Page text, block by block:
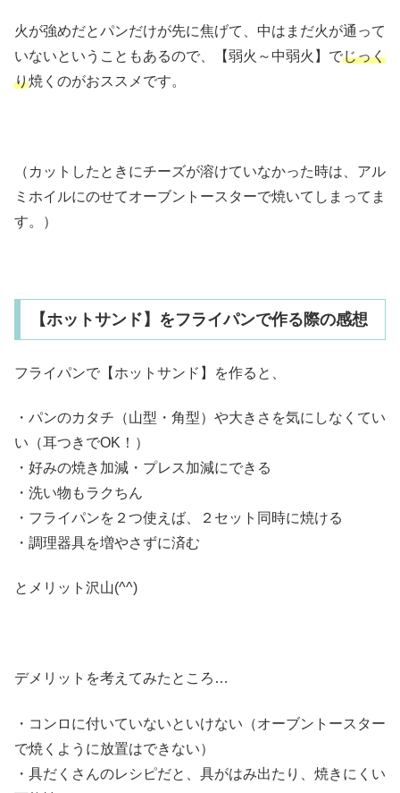
火が強めだとパンだけが先に焦げて、中はまだ火が通って
いないということもあるので、【弱火～中弱火】でじっく
り焼くのがおススメです。
（カットしたときにチーズが溶けていなかった時は、アル
ミホイルにのせてオーブントースターで焼いてしまってま
す。）
【ホットサンド】をフライパンで作る際の感想
フライパンで【ホットサンド】を作ると、
・パンのカタチ（山型・角型）や大きさを気にしなくてい
い（耳つきでOK！）
・好みの焼き加減・プレス加減にできる
・洗い物もラクちん
・フライパンを２つ使えば、２セット同時に焼ける
・調理器具を増やさずに済む
とメリット沢山(^^)
デメリットを考えてみたところ…
・コンロに付いていないといけない（オーブントースター
で焼くように放置はできない）
・具だくさんのレシピだと、具がはみ出たり、焼きにくい